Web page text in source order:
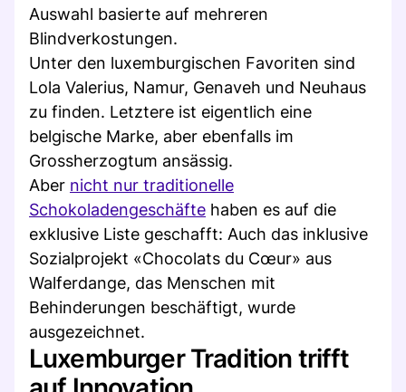
Auswahl basierte auf mehreren
Blindverkostungen.
Unter den luxemburgischen Favoriten sind
Lola Valerius, Namur, Genaveh und Neuhaus
zu finden. Letztere ist eigentlich eine
belgische Marke, aber ebenfalls im
Grossherzogtum ansässig.
Aber nicht nur traditionelle
Schokoladengeschäfte haben es auf die
exklusive Liste geschafft: Auch das inklusive
Sozialprojekt «Chocolats du Cœur» aus
Walferdange, das Menschen mit
Behinderungen beschäftigt, wurde
ausgezeichnet.
Luxemburger Tradition trifft